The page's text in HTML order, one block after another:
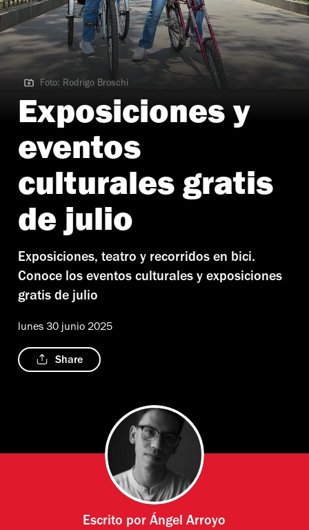
Foto: Rodrigo Broschi
Foto: Rodrigo Broschi
Exposiciones y
eventos
culturales gratis
de julio
Exposiciones, teatro y recorridos en bici.
Conoce los eventos culturales y exposiciones
gratis de julio
lunes 30 junio 2025
Share
Escrito porÁngel Arroyo